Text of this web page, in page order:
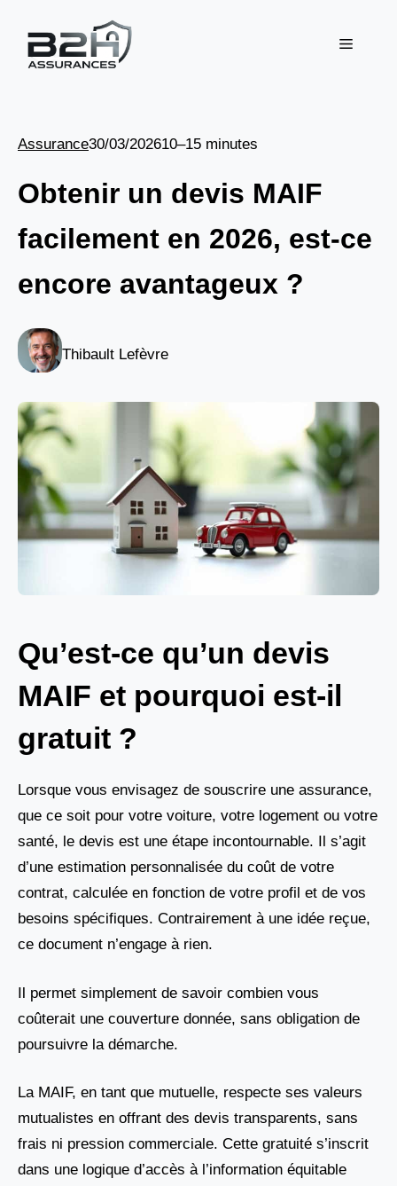
contenu
Menu
Assurance30/03/202610–15 minutes
Obtenir un devis MAIF
facilement en 2026, est-ce
encore avantageux ?
Thibault Lefèvre
Qu’est-ce qu’un devis
MAIF et pourquoi est-il
gratuit ?
Lorsque vous envisagez de souscrire une assurance,
que ce soit pour votre voiture, votre logement ou votre
santé, le devis est une étape incontournable. Il s’agit
d’une estimation personnalisée du coût de votre
contrat, calculée en fonction de votre profil et de vos
besoins spécifiques. Contrairement à une idée reçue,
ce document n’engage à rien.
Il permet simplement de savoir combien vous
coûterait une couverture donnée, sans obligation de
poursuivre la démarche.
La MAIF, en tant que mutuelle, respecte ses valeurs
mutualistes en offrant des devis transparents, sans
frais ni pression commerciale. Cette gratuité s’inscrit
dans une logique d’accès à l’information équitable